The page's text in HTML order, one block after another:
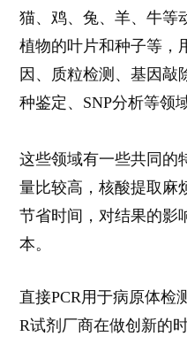
猫、鸡、兔、羊、牛等
植物的叶片和种子等，
因、质粒检测、基因敲
种鉴定、 SNP分析等领
这些领域有一些共同的
量比较高，核酸提取麻
节省时间，对结果的影
本。
直接PCR用于病原体检
R试剂厂商在做创新的